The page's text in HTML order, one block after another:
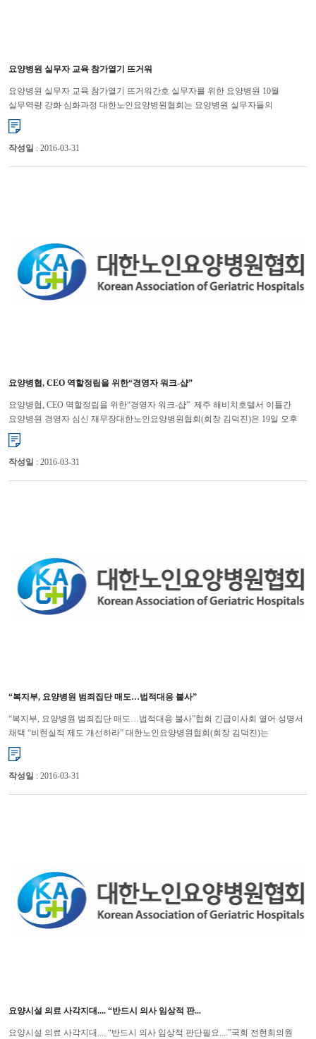
요양병원 실무자 교육 참가열기 뜨거워
요양병원 실무자 교육 참가열기 뜨거워간호 실무자를 위한 요양병원 10월
실무역량 강화 심화과정 대한노인요양병원협회는 요양병원 실무자들의
직무능력 향상을 통해 경쟁력 강화를 위해 연수교육을 대한병원협회 ...
작성일 : 2016-03-31
요양병협, CEO 역할정립을 위한“경영자 워크-샵”
요양병협, CEO 역할정립을 위한“경영자 워크-샵” 제주 해비치호텔서 이틀간
요양병원 경영자 심신 재무장대한노인요양병원협회(회장 김덕진)은 19일 오후
3시부터 2일간 제주 해비치 호텔에서 “2010 춘계 요양병원 경...
작성일 : 2016-03-31
“복지부, 요양병원 범죄집단 매도…법적대응 불사”
“복지부, 요양병원 범죄집단 매도…법적대응 불사”협회 긴급이사회 열어 성명서
채택 “비현실적 제도 개선하라” 대한노인요양병원협회(회장 김덕진)는
요양병원 41%가 인력과 시설을 편법으로 운영, 35억원...
작성일 : 2016-03-31
요양시설 의료 사각지대.... “반드시 의사 임상적 판...
요양시설 의료 사각지대.... “반드시 의사 임상적 판단필요....”국회 전현희의원